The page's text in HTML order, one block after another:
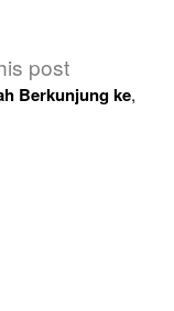
post
Berkunjung ke,